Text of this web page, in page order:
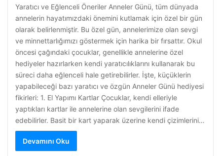
Yaratıcı ve Eğlenceli Öneriler Anneler Günü, tüm dünyada
annelerin hayatımızdaki önemini kutlamak için özel bir gün
olarak belirlenmiştir. Bu özel gün, annelerimize olan sevgi
ve minnettarlığımızı göstermek için harika bir fırsattır. Okul
öncesi çağındaki çocuklar, genellikle annelerine özel
hediyeler hazırlarken kendi yaratıcılıklarını kullanarak bu
süreci daha eğlenceli hale getirebilirler. İşte, küçüklerin
yapabileceği bazı yaratıcı ve özgün Anneler Günü hediyesi
fikirleri: 1. El Yapımı Kartlar Çocuklar, kendi elleriyle
yaptıkları kartlar ile annelerine olan sevgilerini ifade
edebilirler. Basit bir kart yaparak üzerine kendi çizimlerini…
Devamını Oku